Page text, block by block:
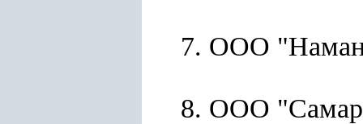
7. ООО
8. ООО